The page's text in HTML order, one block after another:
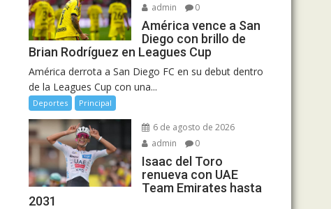
admin
0
América vence a San
Diego con brillo de
Brian Rodríguez en Leagues Cup
América derrota a San Diego FC en su debut dentro
de la Leagues Cup con una...
Deportes Principal
6 de agosto de 2026
admin
0
Isaac del Toro
renueva con UAE
Team Emirates hasta
2031